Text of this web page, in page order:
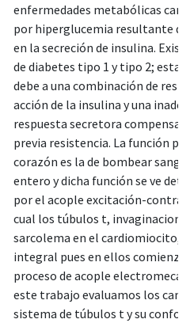
enfermedades metabólicas
por hiperglucemia resultante
en la secreción de insulina.
de diabetes tipo 1 y tipo 2; esta
debe a una combinación de
acción de la insulina y una
respuesta secretora
previa resistencia. La función
corazón es la de bombear
entero y dicha función se ve
por el acople excitación-
cual los túbulos t,
sarcolema en el cardiomiocito,
integral pues en ellos comienza
proceso de acople
este trabajo evaluamos los
sistema de túbulos t y su